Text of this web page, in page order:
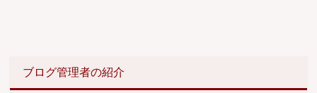
ブログ管理者の紹介